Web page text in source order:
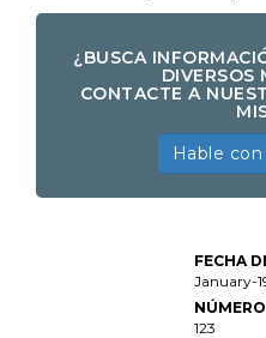
¿BUSCA
DIVERSOS
CONTACTE A
Hable
FECHA
January-
123